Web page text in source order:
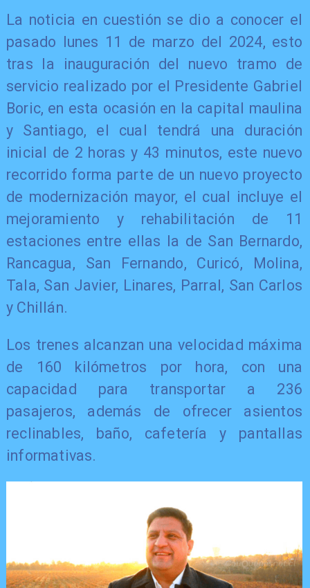
La noticia en cuestión se dio a conocer el
pasado lunes 11 de marzo del 2024, esto
tras la inauguración del nuevo tramo de
servicio realizado por el Presidente Gabriel
Boric, en esta ocasión en la capital maulina
y Santiago, el cual tendrá una duración
inicial de 2 horas y 43 minutos, este nuevo
recorrido forma parte de un nuevo proyecto
de modernización mayor, el cual incluye el
mejoramiento y rehabilitación de 11
estaciones entre ellas la de San Bernardo,
Rancagua, San Fernando, Curicó, Molina,
Tala, San Javier, Linares, Parral, San Carlos
y Chillán.
Los trenes alcanzan una velocidad máxima
de 160 kilómetros por hora, con una
capacidad para transportar a 236
pasajeros, además de ofrecer asientos
reclinables, baño, cafetería y pantallas
informativas.